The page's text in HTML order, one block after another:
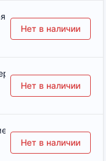
2,4 ммх87 м]
Нет в наличии
, квадратная,
Нет в наличии
, квадратная,
Нет в наличии